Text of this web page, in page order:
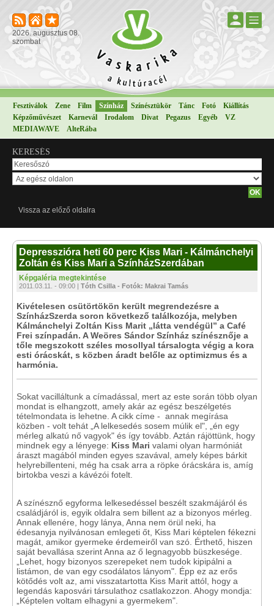
2026. augusztus 08.
szombat
Fesztiválok Zene Film Színház Színésztükör Tánc Fotó
Kiállítás
Képzőművészet
Karnevál Irodalom Divat Pegazus Egyéb
VZ
MEDIAWAVE
AlteRába
KERESÉS
Vissza az előző oldalra
Depresszióra heti 60 perc Kiss Mari - Kálmánchelyi
Zoltán és Kiss Mari a SzínházSzerdában
Képgaléria megtekintése
2011.03.11. - 09:00 | Tóth Csilla - Fotók: Makrai Tamás
Kivételesen csütörtökön került megrendezésre a
SzínházSzerda soron következő találkozója, melyben
Kálmánchelyi Zoltán Kiss Marit „látta vendégül” a Café
Frei színpadán. A Weöres Sándor Színház színésznője a
tőle megszokott széles mosollyal társalogta végig a kora
esti órácskát, s közben áradt belőle az optimizmus és a
harmónia.
Sokat vacilláltunk a címadással, mert az este során több olyan
mondat is elhangzott, amely akár az egész beszélgetés
tételmondata is lehetne. A cikk címe - annak megírása
közben - volt tehát „A lelkesedés sosem múlik el", „én egy
mérleg alkatú nő vagyok" és így tovább. Aztán rájöttünk, hogy
mindnek egy a lényege: Kiss Mari valami olyan harmóniát
áraszt magából minden egyes szavával, amely képes bárkit
helyrebillenteni, még ha csak arra a röpke órácskára is, amíg
birtokba veszi a kávézói fotelt.
A színésznő egyforma lelkesedéssel beszélt szakmájáról és
családjáról is, egyik oldalra sem billent az a bizonyos mérleg.
Annak ellenére, hogy lánya, Anna nem örül neki, ha
édesanyja nyilvánosan emlegeti őt, Kiss Mari képtelen fékezni
magát, amikor gyermeke érdemeiről van szó. Érthető, hiszen
saját bevallása szerint Anna az ő legnagyobb büszkesége.
„Lehet, hogy bizonyos szerepeket nem tudok kipipálni a
listámon, de van egy csodálatos lányom". Épp ez az erős
kötődés volt az, ami visszatartotta Kiss Marit attól, hogy a
legendás kaposvári társulathoz csatlakozzon. Ahogy mondja:
„Képtelen voltam elhagyni a gyermekem".